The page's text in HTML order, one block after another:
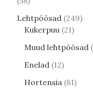
Lehtpõõsad 249
Kukerpuu 21
Muud lehtpõõsad
Enelad 12
Hortensia 81